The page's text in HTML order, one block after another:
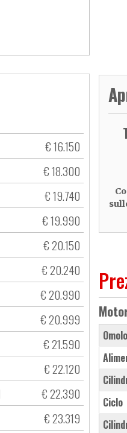
€ 16.150
€ 18.300
€ 19.740
€ 19.990
€ 20.150
€ 20.240
€ 20.990
€ 20.999
€ 21.590
€ 22.120
€ 22.390
€ 23.319
Ciclo